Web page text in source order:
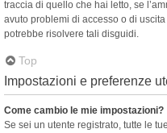
traccia di quello che hai letto, se
avuto problemi di accesso o di
potrebbe risolvere tali disguidi.
Top
Impostazioni e preferenze
Come cambio le mie impostazioni?
Se sei un utente registrato, tutte le